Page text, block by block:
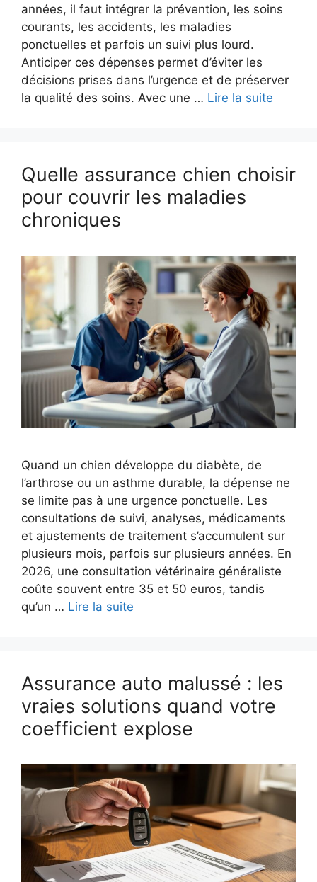
années, il faut intégrer la prévention, les soins
courants, les accidents, les maladies
ponctuelles et parfois un suivi plus lourd.
Anticiper ces dépenses permet d’éviter les
décisions prises dans l’urgence et de préserver
la qualité des soins. Avec une … Lire la suite
Quelle assurance chien choisir
pour couvrir les maladies
chroniques
Quand un chien développe du diabète, de
l’arthrose ou un asthme durable, la dépense ne
se limite pas à une urgence ponctuelle. Les
consultations de suivi, analyses, médicaments
et ajustements de traitement s’accumulent sur
plusieurs mois, parfois sur plusieurs années. En
2026, une consultation vétérinaire généraliste
coûte souvent entre 35 et 50 euros, tandis
qu’un … Lire la suite
Assurance auto malussé : les
vraies solutions quand votre
coefficient explose